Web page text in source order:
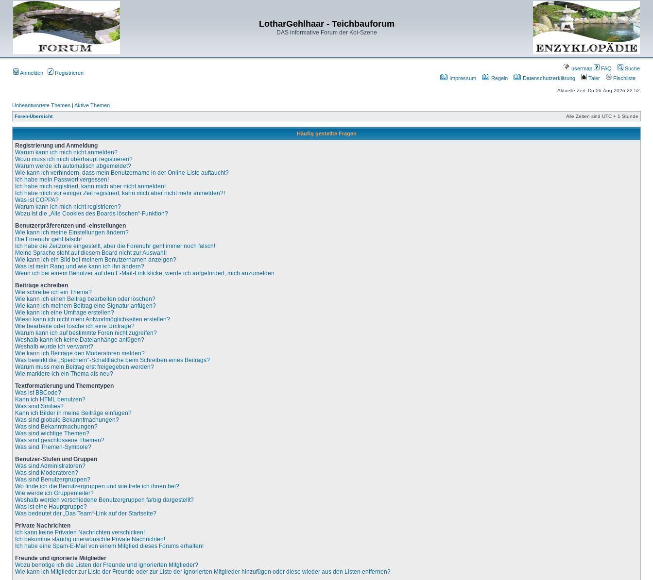
LotharGehlhaar - Teichbauforum
DAS informative Forum der Koi-Szene
Anmelden Registrieren
usermap FAQ
Suche
Impressum
Regeln Datenschutzerklärung Taler Fischliste
Aktuelle Zeit: Do 06.Aug 2026 22:52
Unbeantwortete Themen | Aktive Themen
Foren-Übersicht Alle Zeiten sind UTC + 1 Stunde
Häufig gestellte Fragen
Registrierung und Anmeldung
Warum kann ich mich nicht anmelden?
Wozu muss ich mich überhaupt registrieren?
Warum werde ich automatisch abgemeldet?
Wie kann ich verhindern, dass mein Benutzername in der Online-Liste auftaucht?
Ich habe mein Passwort vergessen!
Ich habe mich registriert, kann mich aber nicht anmelden!
Ich habe mich vor einiger Zeit registriert, kann mich aber nicht mehr anmelden?!
Was ist COPPA?
Warum kann ich mich nicht registrieren?
Wozu ist die „Alle Cookies des Boards löschen“-Funktion?
Benutzerpräferenzen und -einstellungen
Wie kann ich meine Einstellungen ändern?
Die Forenuhr geht falsch!
Ich habe die Zeitzone eingestellt, aber die Forenuhr geht immer noch falsch!
Meine Sprache steht auf diesem Board nicht zur Auswahl!
Wie kann ich ein Bild bei meinem Benutzernamen anzeigen?
Was ist mein Rang und wie kann ich ihn ändern?
Wenn ich bei einem Benutzer auf den E-Mail-Link klicke, werde ich aufgefordert, mich anzumelden.
Beiträge schreiben
Wie schreibe ich ein Thema?
Wie kann ich einen Beitrag bearbeiten oder löschen?
Wie kann ich meinem Beitrag eine Signatur anfügen?
Wie kann ich eine Umfrage erstellen?
Wieso kann ich nicht mehr Antwortmöglichkeiten erstellen?
Wie bearbeite oder lösche ich eine Umfrage?
Warum kann ich auf bestimmte Foren nicht zugreifen?
Weshalb kann ich keine Dateianhänge anfügen?
Weshalb wurde ich verwarnt?
Wie kann ich Beiträge den Moderatoren melden?
Was bewirkt die „Speichern“-Schaltfläche beim Schreiben eines Beitrags?
Warum muss mein Beitrag erst freigegeben werden?
Wie markiere ich ein Thema als neu?
Textformatierung und Thementypen
Was ist BBCode?
Kann ich HTML benutzen?
Was sind Smilies?
Kann ich Bilder in meine Beiträge einfügen?
Was sind globale Bekanntmachungen?
Was sind Bekanntmachungen?
Was sind wichtige Themen?
Was sind geschlossene Themen?
Was sind Themen-Symbole?
Benutzer-Stufen und Gruppen
Was sind Administratoren?
Was sind Moderatoren?
Was sind Benutzergruppen?
Wo finde ich die Benutzergruppen und wie trete ich ihnen bei?
Wie werde ich Gruppenleiter?
Weshalb werden verschiedene Benutzergruppen farbig dargestellt?
Was ist eine Hauptgruppe?
Was bedeutet der „Das Team“-Link auf der Startseite?
Private Nachrichten
Ich kann keine Privaten Nachrichten verschicken!
Ich bekomme ständig unerwünschte Private Nachrichten!
Ich habe eine Spam-E-Mail von einem Mitglied dieses Forums erhalten!
Freunde und ignorierte Mitglieder
Wozu benötige ich die Listen der Freunde und ignorierten Mitglieder?
Wie kann ich Mitglieder zur Liste der Freunde oder zur Liste der ignorierten Mitglieder hinzufügen oder diese wieder aus den Listen entfernen?